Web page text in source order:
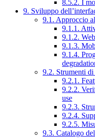
8.5.2. I
9. Sviluppo
9.1. Approccio
9.1.1.
9.1.2.
9.1.3.
9.1.4.
9.2. Strumenti
9.2.1.
9.2.2.
use
9.2.3.
9.2.4.
9.2.5.
9.3. Catalogo